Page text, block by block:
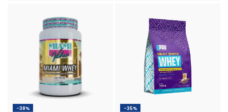
-38% -35%